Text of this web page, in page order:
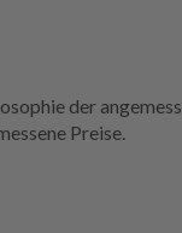
der
Preise.